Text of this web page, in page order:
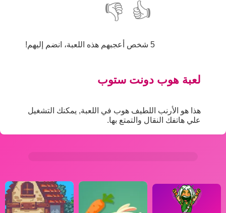
👍
👎
5 شخص أعجبهم هذه اللعبة، انضم إليهم!
لعبة هوب دونت ستوب
هذا هو الأرنب اللطيف هوب في اللعبة, يمكنك التشغيل
علي هاتفك النقال والتمتع بها.